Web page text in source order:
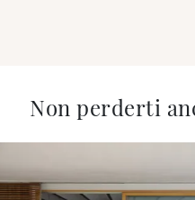
Non perderti